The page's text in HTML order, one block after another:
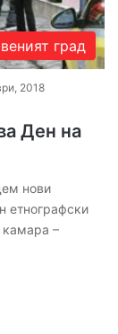
град
2018
Ден на
нови
етнографски
камара –